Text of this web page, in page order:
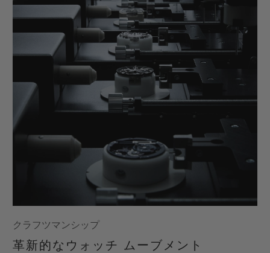
クラフツマンシップ
革新的なウォッチ ムーブメント